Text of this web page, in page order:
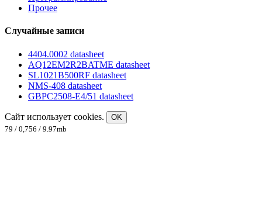
Прочее
Случайные записи
4404.0002 datasheet
AQ12EM2R2BATME datasheet
SL1021B500RF datasheet
NMS-408 datasheet
GBPC2508-E4/51 datasheet
Сайт использует cookies.
OK
79 / 0,756 / 9.97mb